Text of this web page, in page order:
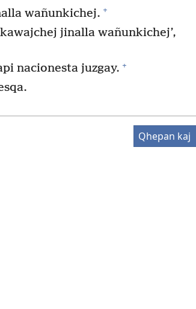
wañunkichej. +
jinalla wañunkichej’,
nacionesta juzgay. +
Qhepan kaj